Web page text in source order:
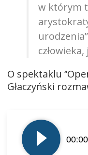
w którym
O spektaklu
Głaczyński
plików
dźwiękowych
00:00